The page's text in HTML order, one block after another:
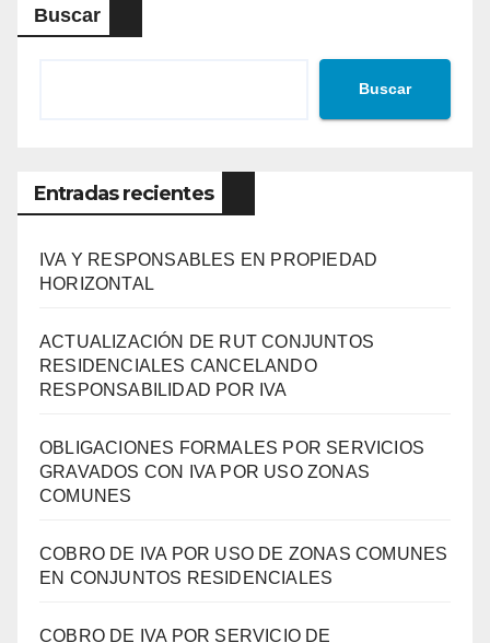
Buscar
Buscar
Entradas recientes
IVA Y RESPONSABLES EN PROPIEDAD
HORIZONTAL
ACTUALIZACIÓN DE RUT CONJUNTOS
RESIDENCIALES CANCELANDO
RESPONSABILIDAD POR IVA
OBLIGACIONES FORMALES POR SERVICIOS
GRAVADOS CON IVA POR USO ZONAS
COMUNES
COBRO DE IVA POR USO DE ZONAS COMUNES
EN CONJUNTOS RESIDENCIALES
COBRO DE IVA POR SERVICIO DE